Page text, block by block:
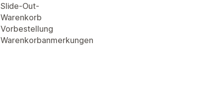
Slide-Out-
Warenkorb
Vorbestellung
Warenkorbanmerkungen